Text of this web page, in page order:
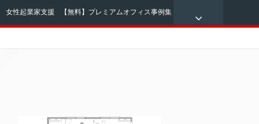
女性起業家支援 【無料】プレミアムオフィス事例集